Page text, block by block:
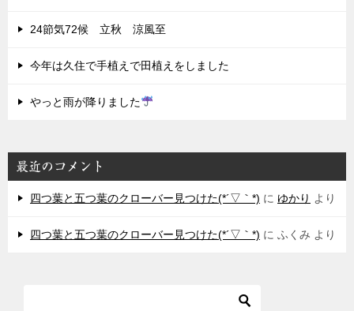
24節気72候 立秋 涼風至
今年は久住で手植えで田植えをしました
やっと雨が降りました
最近のコメント
四つ葉と五つ葉のクローバー見つけた(*´▽｀*) に ゆかり より
四つ葉と五つ葉のクローバー見つけた(*´▽｀*) に ふくみ より